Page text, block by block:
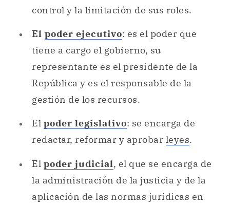
control y la limitación de sus roles.
El poder ejecutivo: es el poder que
tiene a cargo el gobierno, su
representante es el presidente de la
República y es el responsable de la
gestión de los recursos.
El poder legislativo: se encarga de
redactar, reformar y aprobar leyes.
El poder judicial, el que se encarga de
la administración de la justicia y de la
aplicación de las normas jurídicas en